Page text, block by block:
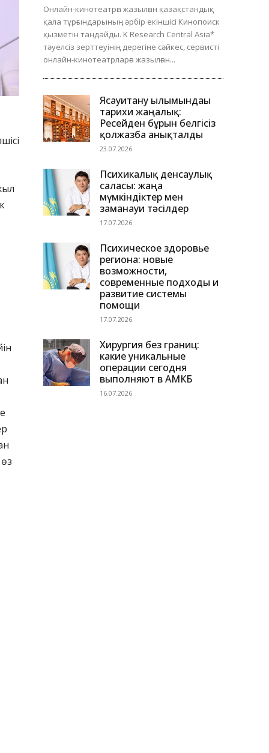
Онлайн-кинотеатрға жазылған қазақстандық
қала тұрғындарының әрбір екіншісі Кинопоиск
қызметін таңдайды. K Research Central Asia*
тәуелсіз зерттеуінің дерегіне сәйкес, сервисті
онлайн-кинотеатрларға жазылған...
Ясауитану ғылымындағы
тарихи жаңалық:
Ресейден бұрын белгісіз
қолжазба анықталды
23.07.2026
Психикалық денсаулық
саласы: жаңа
мүмкіндіктер мен
заманауи тәсілдер
17.07.2026
Психическое здоровье
региона: новые
возможности,
современные подходы и
развитие системы
помощи
17.07.2026
Хирургия без границ:
какие уникальные
операции сегодня
выполняют в АМКБ
16.07.2026